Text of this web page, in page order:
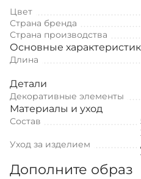
Цвет
Страна бренда
Страна производства
Основные
Длина
Детали
Декоративные элементы
Материалы и уход
Состав
Уход за изделием
Дополните образ